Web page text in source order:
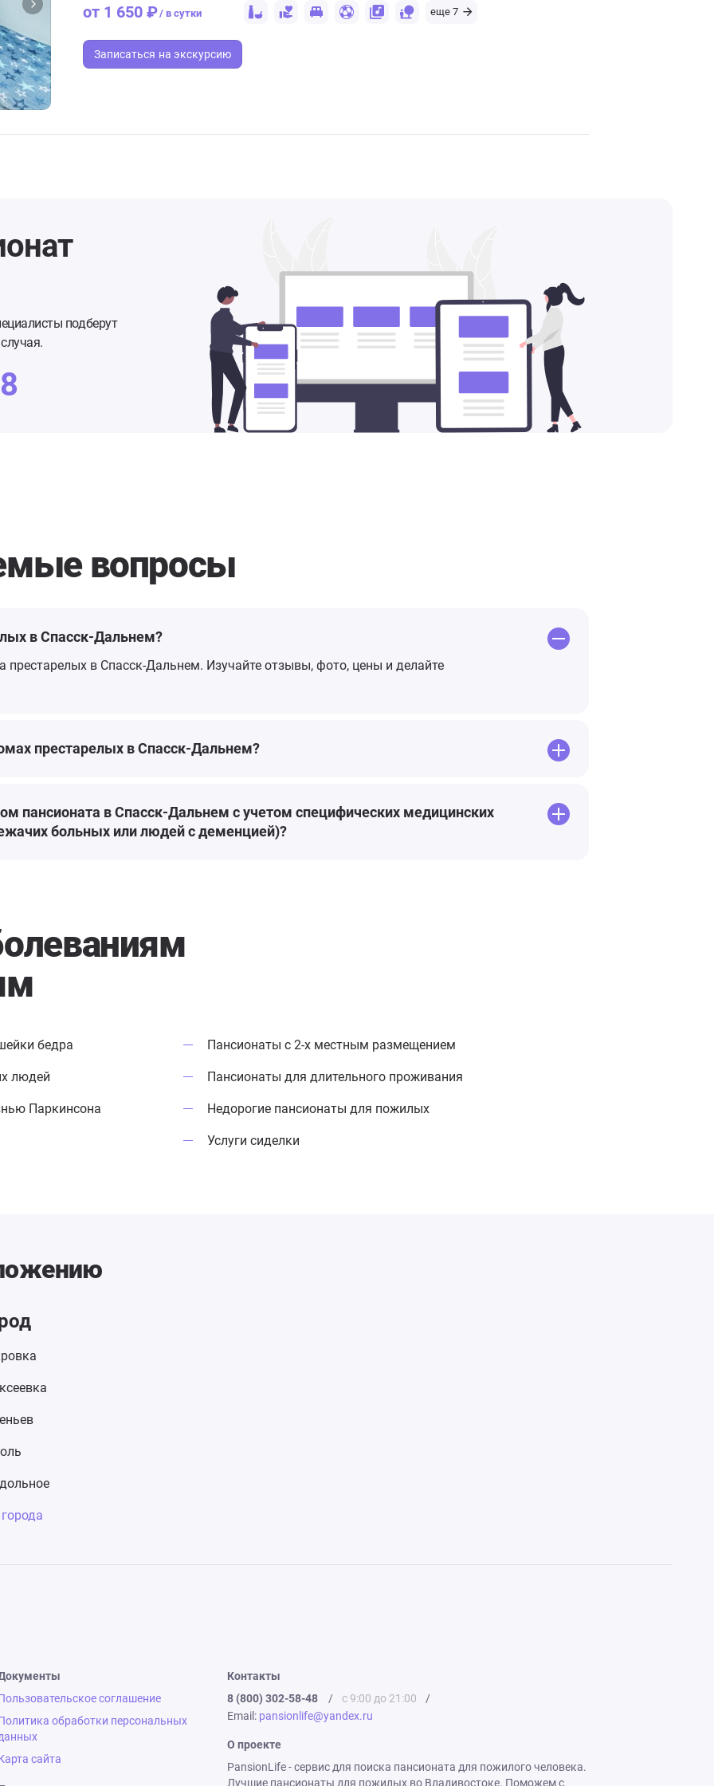
от 1 650 ₽/ в сутки еще 7
Записаться на экскурсию
подберут
вопросы
в Спасск-Дальнем?
престарелых в Спасск-Дальнем. Изучайте отзывы, фото, цены и делайте
престарелых в Спасск-Дальнем?
пансионата в Спасск-Дальнем с учетом специфических медицинских
больных или людей с деменцией)?
бедра
людей
Паркинсона
Пансионаты с 2-х местным размещением
Пансионаты для длительного проживания
Недорогие пансионаты для пожилых
Услуги сиделки
соглашение
обработки персональных
сайта
Контакты
8 (800) 302-58-48
/ с 9:00 до 21:00
/
Email: pansionlife@yandex.ru
О проекте
PansionLife - сервис для поиска пансионата для пожилого человека.
Лучшие пансионаты для пожилых во Владивостоке. Поможем с